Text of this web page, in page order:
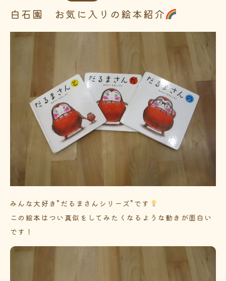
白石園 お気に入りの絵本紹介
みんな大好き”だるまさんシリーズ”です
この絵本はつい真似をしてみたくなるような動きが面白い
です！